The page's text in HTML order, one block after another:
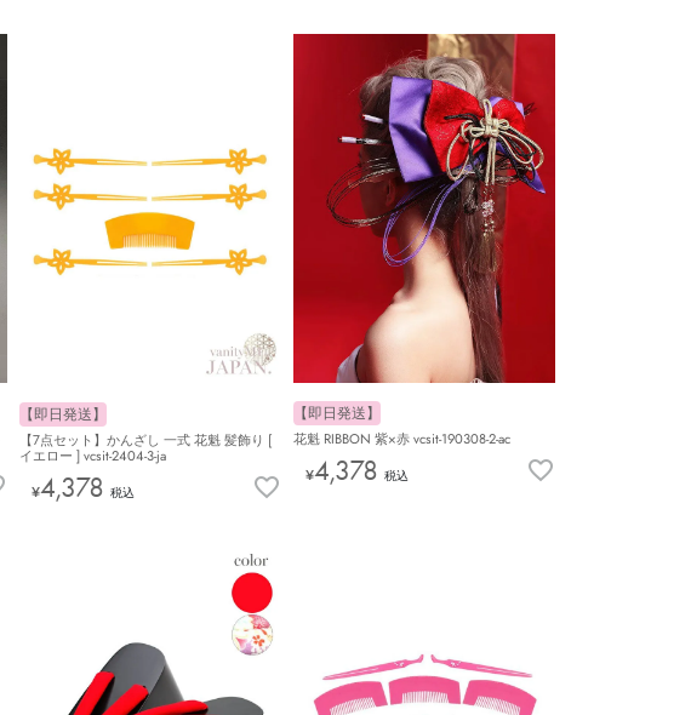
【即日発送】
【7点セット】かんざし 一式 花魁 髪飾り [
イエロー ] vcsit-2404-3-ja
¥4,378 税込
【即日発送】
花魁 RIBBON 紫×赤 vcsit-190308-2-ac
¥4,378 税込